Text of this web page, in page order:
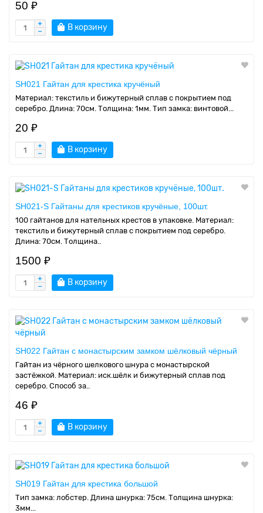
50 ₽
В корзину
SH021 Гайтан для крестика кручёный
Материал: текстиль и бижутерный сплав с покрытием под
серебро. Длина: 70см. Толщина: 1мм. Тип замка: винтовой...
20 ₽
В корзину
SH021-S Гайтаны для крестиков кручёные, 100шт.
100 гайтанов для нательных крестов в упаковке. Материал:
текстиль и бижутерный сплав с покрытием под серебро.
Длина: 70см. Толщина..
1500 ₽
В корзину
SH022 Гайтан с монастырским замком шёлковый чёрный
Гайтан из чёрного шелкового шнура с монастырской
застёжкой. Материал: иск.шёлк и бижутерный сплав под
серебро. Способ за..
46 ₽
В корзину
SH019 Гайтан для крестика большой
Тип замка: лобстер. Длина шнурка: 75см. Толщина шнурка:
3мм...